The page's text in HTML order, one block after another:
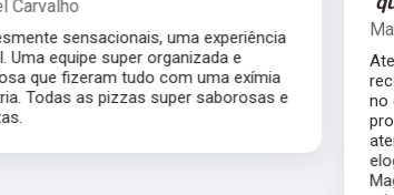
Daineze Daineze
de primeira qualidade, super
Fiz o casamento da minha filha
30 de novembro, pizzas saborosas,
de ótima qualidade, equipe